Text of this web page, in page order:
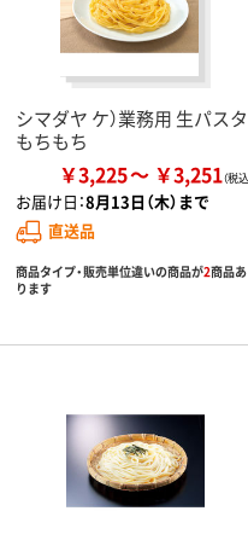
シマダヤ ケ）業務用 生パスタ
もちもち
￥3,225 ￥3,251
お届け日：8月13日（木）まで
直送品
商品タイプ・販売単位違いの商品が2商品あ
ります